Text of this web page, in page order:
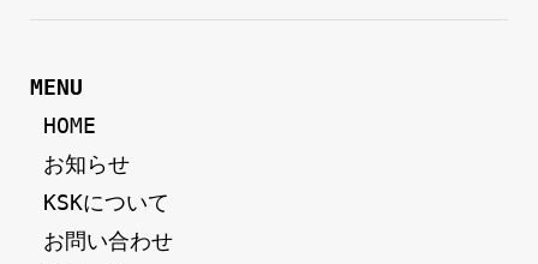
MENU
HOME
お知らせ
KSKについて
お問い合わせ